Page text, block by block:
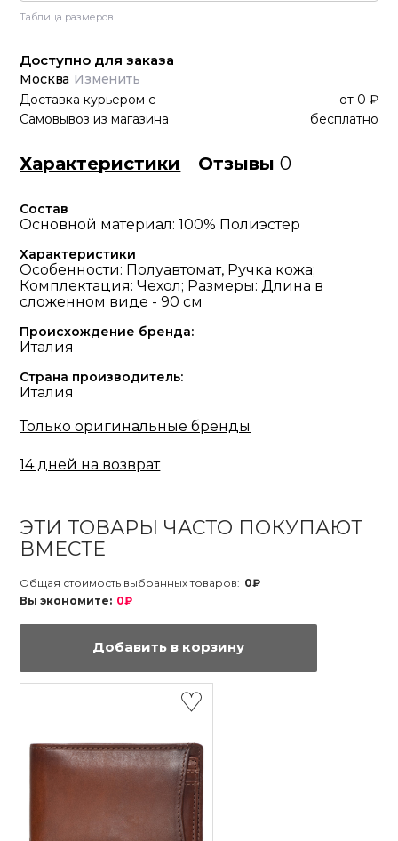
Таблица размеров
Доступно для заказа
Москва Изменить
Доставка курьером с от 0 ₽
Самовывоз из магазина
бесплатно
Характеристики Отзывы0
Состав
Основной материал: 100% Полиэстер
Характеристики
Особенности: Полуавтомат, Ручка кожа;
Комплектация: Чехол; Размеры: Длина в
сложенном виде - 90 см
Происхождение бренда:
Италия
Страна производитель:
Италия
Только оригинальные бренды
14 дней на возврат
ЭТИ ТОВАРЫ ЧАСТО ПОКУПАЮТ
ВМЕСТЕ
Общая стоимость выбранных товаров: 0₽
Вы экономите: 0₽
Добавить в корзину